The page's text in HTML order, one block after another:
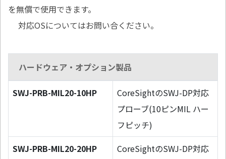
を無償で使用できます。
対応OSについてはお問い合ください。
ハードウェア・オプション製品
SWJ-PRB-MIL20-10HP
CoreSightのSWJ-DP対応
プローブ(10ピンMIL ハー
フピッチ)
SWJ-PRB-MIL20-20HP
CoreSightのSWJ-DP対応